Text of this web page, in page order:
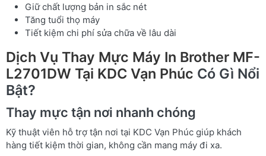
Giữ chất lượng bản in sắc nét
Tăng tuổi thọ máy
Tiết kiệm chi phí sửa chữa về lâu dài
Dịch Vụ Thay Mực Máy In Brother MF-
L2701DW Tại KDC Vạn Phúc Có Gì Nổi
Bật?
Thay mực tận nơi nhanh chóng
Kỹ thuật viên hỗ trợ tận nơi tại KDC Vạn Phúc giúp khách
hàng tiết kiệm thời gian, không cần mang máy đi xa.